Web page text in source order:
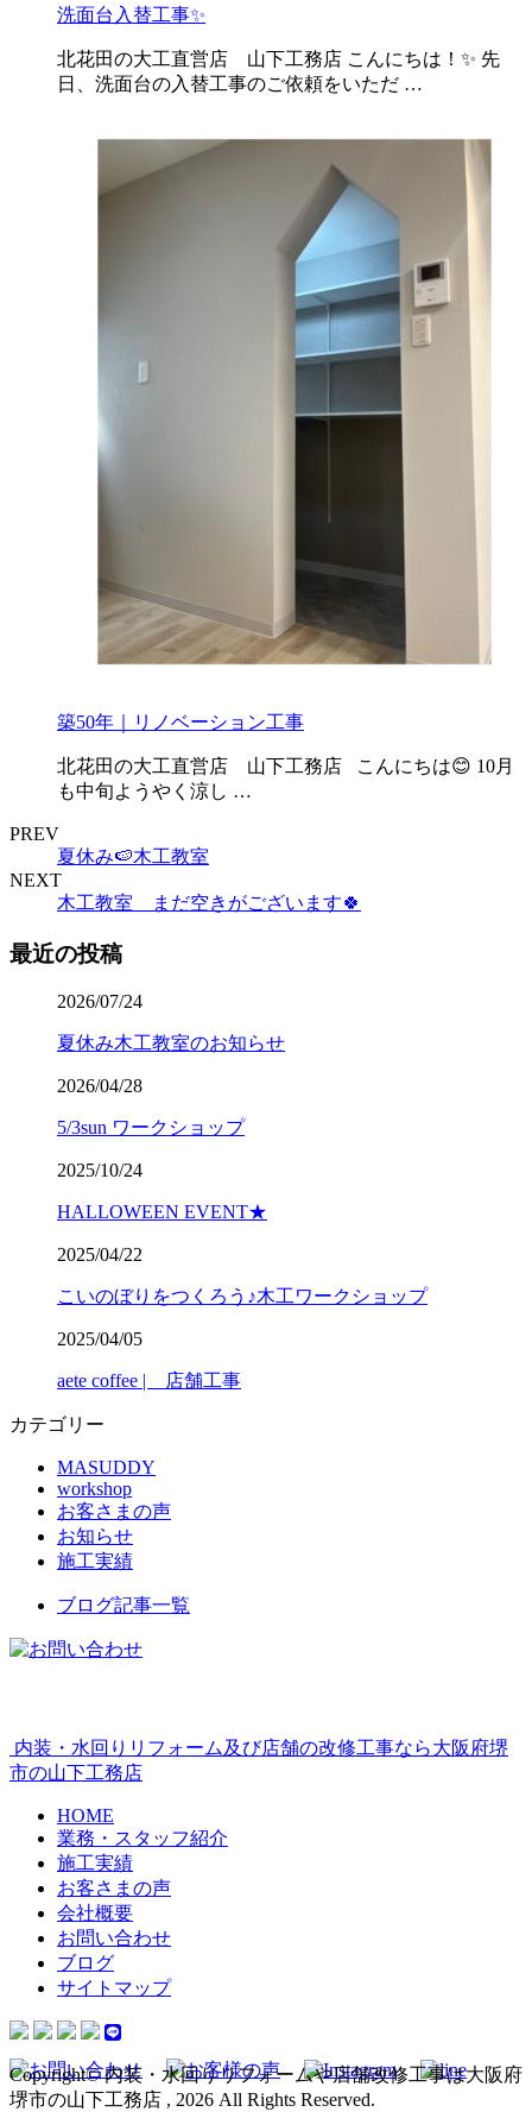
洗面台入替工事✨
北花田の大工直営店 山下工務店 こんにちは！✨ 先
日、洗面台の入替工事のご依頼をいただ …
築50年｜リノベーション工事
北花田の大工直営店 山下工務店 こんにちは😊 10月
も中旬ようやく涼し …
PREV
夏休み🍉木工教室
NEXT
木工教室 まだ空きがございます🍀
最近の投稿
2026/07/24
夏休み木工教室のお知らせ
2026/04/28
5/3sun ワークショップ
2025/10/24
HALLOWEEN EVENT★
2025/04/22
こいのぼりをつくろう♪木工ワークショップ
2025/04/05
aete coffee | 店舗工事
カテゴリー
MASUDDY
workshop
お客さまの声
お知らせ
施工実績
ブログ記事一覧
内装・水回りリフォーム及び店舗の改修工事なら大阪府堺
市の山下工務店
HOME
業務・スタッフ紹介
施工実績
お客さまの声
会社概要
お問い合わせ
ブログ
サイトマップ
Copyright© 内装・水回りリフォームや店舗改修工事は大阪府
堺市の山下工務店 , 2026 All Rights Reserved.